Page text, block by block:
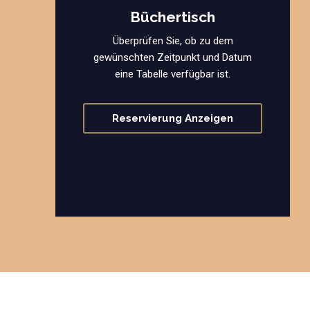
Büchertisch
Überprüfen Sie, ob zu dem
gewünschten Zeitpunkt und Datum
eine Tabelle verfügbar ist.
Reservierung Anzeigen